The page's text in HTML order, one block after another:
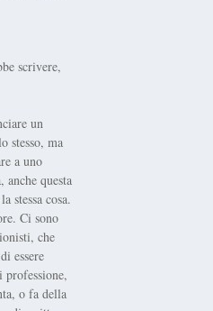
scrivere,
un
stesso, ma
a uno
questa
stessa cosa.
Ci sono
che
essere
professione,
o fa della